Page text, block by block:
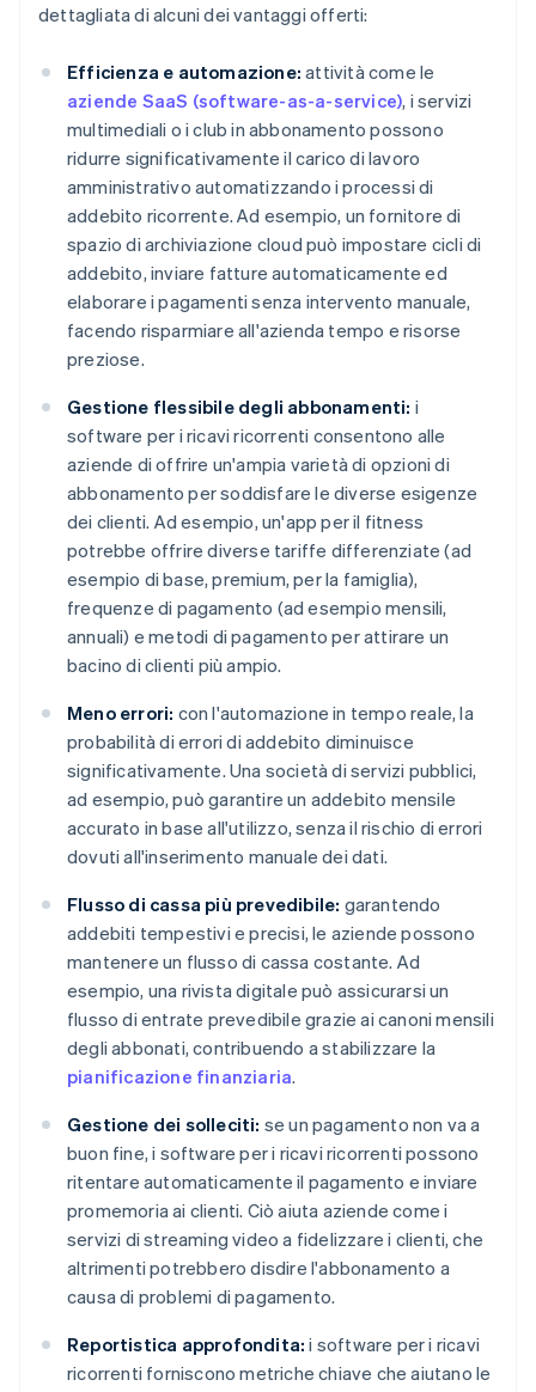
dettagliata di alcuni dei vantaggi offerti:
Efficienza e automazione: attività come le
aziende SaaS (software-as-a-service), i servizi
multimediali o i club in abbonamento possono
ridurre significativamente il carico di lavoro
amministrativo automatizzando i processi di
addebito ricorrente. Ad esempio, un fornitore di
spazio di archiviazione cloud può impostare cicli di
addebito, inviare fatture automaticamente ed
elaborare i pagamenti senza intervento manuale,
facendo risparmiare all'azienda tempo e risorse
preziose.
Gestione flessibile degli abbonamenti: i
software per i ricavi ricorrenti consentono alle
aziende di offrire un'ampia varietà di opzioni di
abbonamento per soddisfare le diverse esigenze
dei clienti. Ad esempio, un'app per il fitness
potrebbe offrire diverse tariffe differenziate (ad
esempio di base, premium, per la famiglia),
frequenze di pagamento (ad esempio mensili,
annuali) e metodi di pagamento per attirare un
bacino di clienti più ampio.
Meno errori: con l'automazione in tempo reale, la
probabilità di errori di addebito diminuisce
significativamente. Una società di servizi pubblici,
ad esempio, può garantire un addebito mensile
accurato in base all'utilizzo, senza il rischio di errori
dovuti all'inserimento manuale dei dati.
Flusso di cassa più prevedibile: garantendo
addebiti tempestivi e precisi, le aziende possono
mantenere un flusso di cassa costante. Ad
esempio, una rivista digitale può assicurarsi un
flusso di entrate prevedibile grazie ai canoni mensili
degli abbonati, contribuendo a stabilizzare la
pianificazione finanziaria.
Gestione dei solleciti: se un pagamento non va a
buon fine, i software per i ricavi ricorrenti possono
ritentare automaticamente il pagamento e inviare
promemoria ai clienti. Ciò aiuta aziende come i
servizi di streaming video a fidelizzare i clienti, che
altrimenti potrebbero disdire l'abbonamento a
causa di problemi di pagamento.
Reportistica approfondita: i software per i ricavi
ricorrenti forniscono metriche chiave che aiutano le